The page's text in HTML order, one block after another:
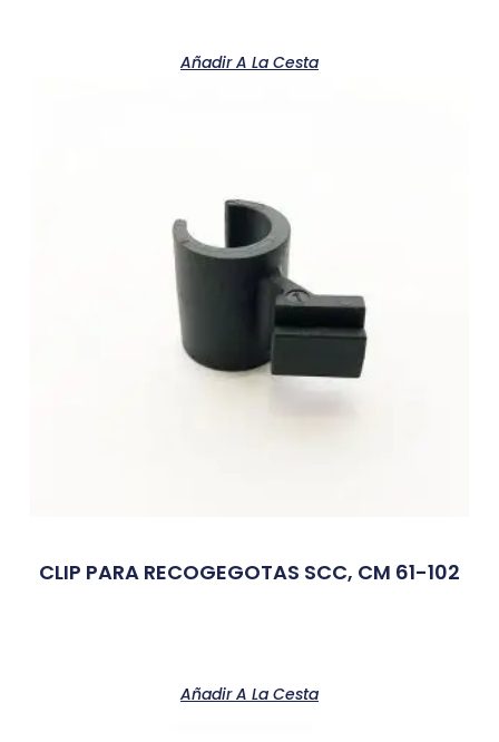
Añadir A La Cesta
CLIP PARA RECOGEGOTAS SCC, CM 61-102
Añadir A La Cesta